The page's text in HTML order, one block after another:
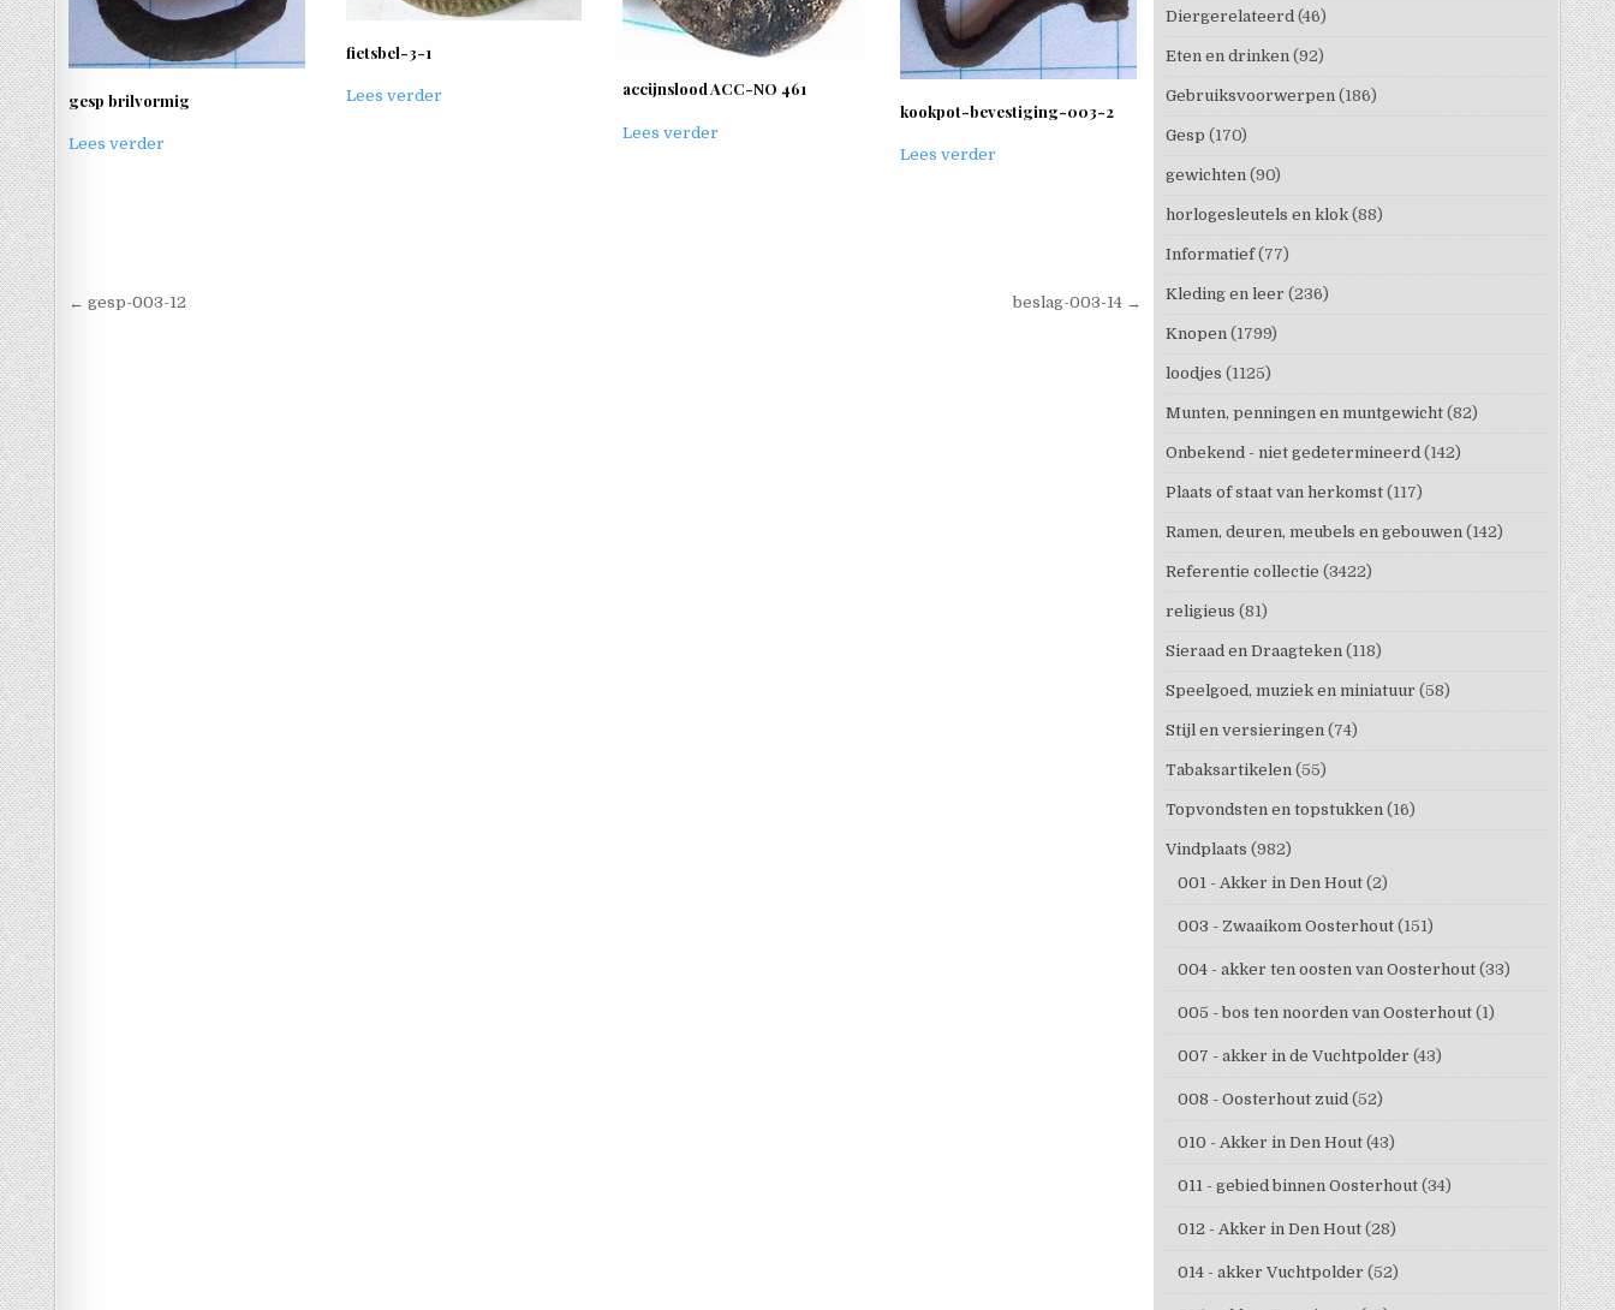
gesp brilvormig
Lees verder
fietsbel-3-1
Lees verder accijnslood ACC-NO 461
Lees verder
kookpot-bevestiging-003-2
Lees verder
Berichtnavigatie
← gesp-003-12 beslag-003-14 →
Diergerelateerd (46)
Eten en drinken (92)
Gebruiksvoorwerpen (186)
Gesp (170)
gewichten (90)
horlogesleutels en klok (88)
Informatief (77)
Kleding en leer (236)
Knopen (1799)
loodjes (1125)
Munten, penningen en muntgewicht (82)
Onbekend - niet gedetermineerd (142)
Plaats of staat van herkomst (117)
Ramen, deuren, meubels en gebouwen (142)
Referentie collectie (3422)
religieus (81)
Sieraad en Draagteken (118)
Speelgoed, muziek en miniatuur (58)
Stijl en versieringen (74)
Tabaksartikelen (55)
Topvondsten en topstukken (16)
Vindplaats (982)
001 - Akker in Den Hout (2)
003 - Zwaaikom Oosterhout (151)
004 - akker ten oosten van Oosterhout (33)
005 - bos ten noorden van Oosterhout (1)
007 - akker in de Vuchtpolder (43)
008 - Oosterhout zuid (52)
010 - Akker in Den Hout (43)
011 - gebied binnen Oosterhout (34)
012 - Akker in Den Hout (28)
014 - akker Vuchtpolder (52)